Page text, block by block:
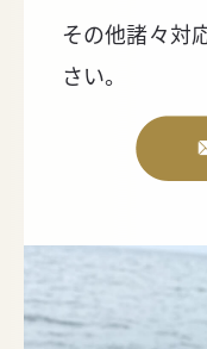
その他諸々対
さい。